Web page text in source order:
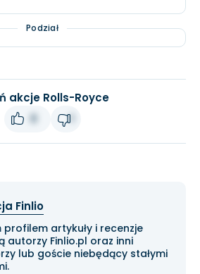
Podział
akcje Rolls-Royce
1
Finlio
profilem artykuły i recenzje
autorzy Finlio.pl oraz inni
lub goście niebędący stałymi